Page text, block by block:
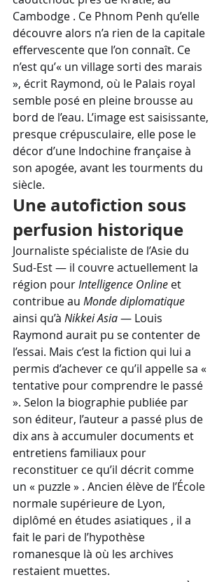
Cambodge . Ce Phnom Penh qu’elle
découvre alors n’a rien de la capitale
effervescente que l’on connaît. Ce
n’est qu’« un village sorti des marais
», écrit Raymond, où le Palais royal
semble posé en pleine brousse au
bord de l’eau. L’image est saisissante,
presque crépusculaire, elle pose le
décor d’une Indochine française à
son apogée, avant les tourments du
siècle.
Une autofiction sous
perfusion historique
Journaliste spécialiste de l’Asie du
Sud-Est — il couvre actuellement la
région pour Intelligence Online et
contribue au Monde diplomatique
ainsi qu’à Nikkei Asia — Louis
Raymond aurait pu se contenter de
l’essai. Mais c’est la fiction qui lui a
permis d’achever ce qu’il appelle sa «
tentative pour comprendre le passé
». Selon la biographie publiée par
son éditeur, l’auteur a passé plus de
dix ans à accumuler documents et
entretiens familiaux pour
reconstituer ce qu’il décrit comme
un « puzzle » . Ancien élève de l’École
normale supérieure de Lyon,
diplômé en études asiatiques , il a
fait le pari de l’hypothèse
romanesque là où les archives
restaient muettes.